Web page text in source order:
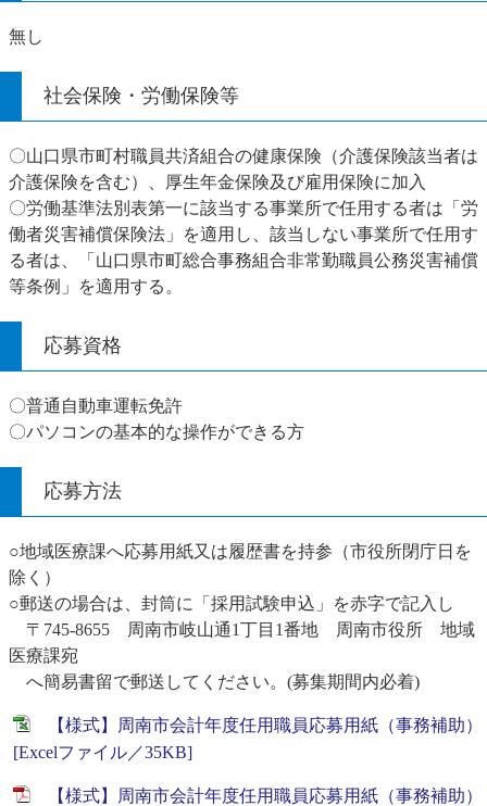
無し
社会保険・労働保険等
〇山口県市町村職員共済組合の健康保険（介護保険該当者は
介護保険を含む）、厚生年金保険及び雇用保険に加入
〇労働基準法別表第一に該当する事業所で任用する者は「労
働者災害補償保険法」を適用し、該当しない事業所で任用す
る者は、「山口県市町総合事務組合非常勤職員公務災害補償
等条例」を適用する。
応募資格
〇普通自動車運転免許
〇パソコンの基本的な操作ができる方
応募方法
○地域医療課へ応募用紙又は履歴書を持参（市役所閉庁日を
除く）
○郵送の場合は、封筒に「採用試験申込」を赤字で記入し
〒745-8655 周南市岐山通1丁目1番地 周南市役所 地域
医療課宛
へ簡易書留で郵送してください。(募集期間内必着)
【様式】周南市会計年度任用職員応募用紙（事務補助）
[Excelファイル／35KB]
【様式】周南市会計年度任用職員応募用紙（事務補助）